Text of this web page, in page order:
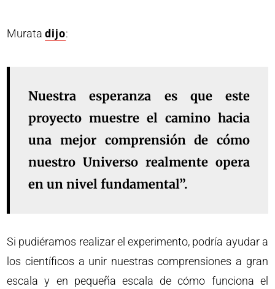
Muratadijo:
Nuestra esperanza es que este
proyecto muestre el camino hacia
una mejor comprensión de cómo
nuestro Universo realmente opera
en un nivel fundamental”.
Si pudiéramos realizar el experimento, podría ayudar a
los científicos a unir nuestras comprensiones a gran
escala y en pequeña escala de cómo funciona el